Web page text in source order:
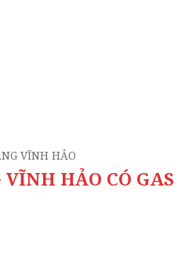
VĨNH HẢO
HẢO CÓ GAS